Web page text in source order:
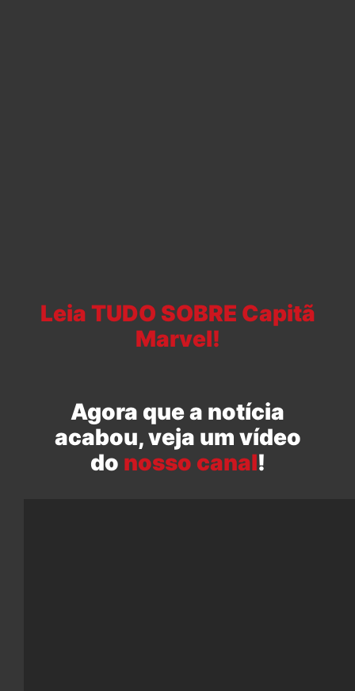
Leia TUDO SOBRE Capitã
Marvel!
Agora que a notícia
acabou, veja um vídeo
do nosso canal!